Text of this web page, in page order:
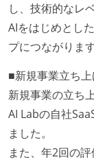
し、技術的なレ
AIをはじめとし
プにつながりま
■新規事業立ち
新規事業の立ち
AI Labの自社
ました。
また、年2回の